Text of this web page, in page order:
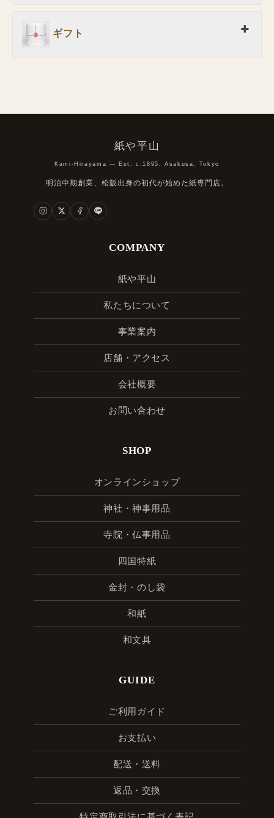
ギフト
紙や平山
Kami-Hirayama — Est. c.1895, Asakusa, Tokyo
明治中期創業、松阪出身の初代が始めた紙専門店。
COMPANY
紙や平山
私たちについて
事業案内
店舗・アクセス
会社概要
お問い合わせ
SHOP
オンラインショップ
神社・神事用品
寺院・仏事用品
四国特紙
金封・のし袋
和紙
和文具
GUIDE
ご利用ガイド
お支払い
配送・送料
返品・交換